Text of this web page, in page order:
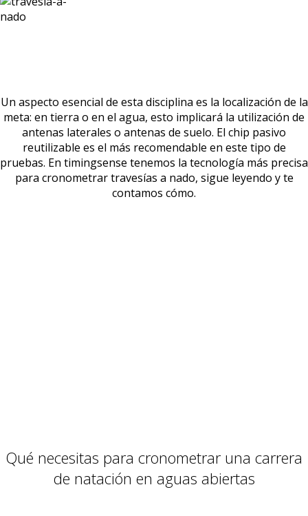
Un aspecto esencial de esta disciplina es la localización de la
meta: en tierra o en el agua, esto implicará la utilización de
antenas laterales o antenas de suelo. El chip pasivo
reutilizable es el más recomendable en este tipo de
pruebas. En timingsense tenemos la tecnología más precisa
para cronometrar travesías a nado, sigue leyendo y te
contamos cómo.
Qué necesitas para cronometrar una carrera
de natación en aguas abiertas